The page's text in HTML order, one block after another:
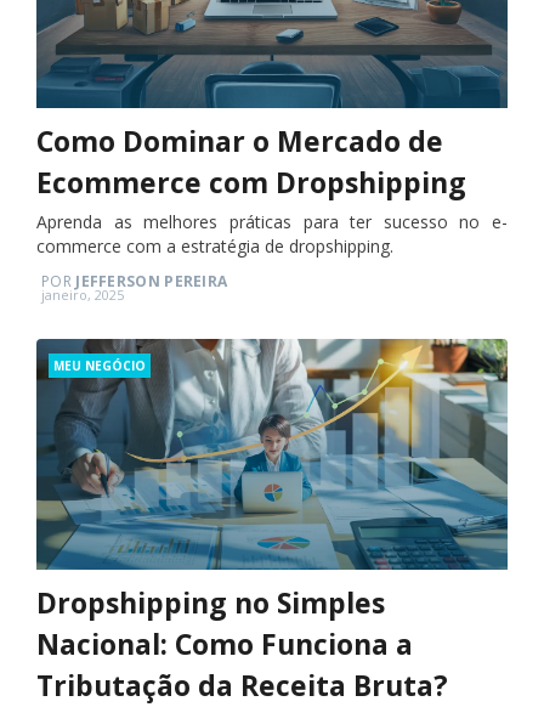
Como Dominar o Mercado de
Ecommerce com Dropshipping
Aprenda as melhores práticas para ter sucesso no e-
commerce com a estratégia de dropshipping.
PORJEFFERSON PEREIRA
Posted
janeiro, 2025
Categories
MEU NEGÓCIO
Dropshipping no Simples
Nacional: Como Funciona a
Tributação da Receita Bruta?